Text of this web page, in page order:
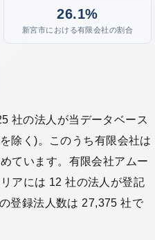
26.1%
新宮市における有限会社の割合
社の法人が当データベース
除く)。このうち有限会社は
ています。有限会社アムー
アには 12 社の法人が登記
登録法人数は 27,375 社で